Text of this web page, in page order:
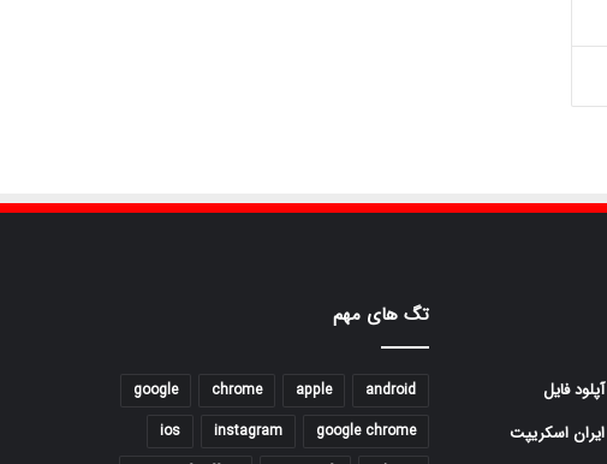
آپلود فایل
ایران اسکریپت
تگ های مهم
android
apple
chrome
google
google chrome
instagram
ios